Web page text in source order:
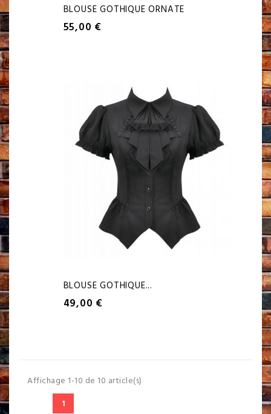
BLOUSE GOTHIQUE ORNATE
55,00 €
BLOUSE GOTHIQUE...
49,00 €
Affichage 1-10 de 10 article(s)
1